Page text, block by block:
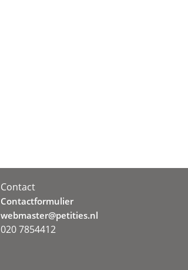
Contact
Contactformulier
webmaster@petities.nl
020 7854412